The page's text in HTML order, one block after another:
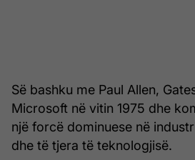
Së bashku me Paul Allen,
Microsoft në vitin 1975 dhe
një forcë dominuese në
dhe të tjera të teknologjisë.